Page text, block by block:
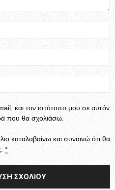
και τον ιστότοπο μου σε αυτόν
που θα σχολιάσω.
καταλαβαίνω και συναινώ ότι θα
*